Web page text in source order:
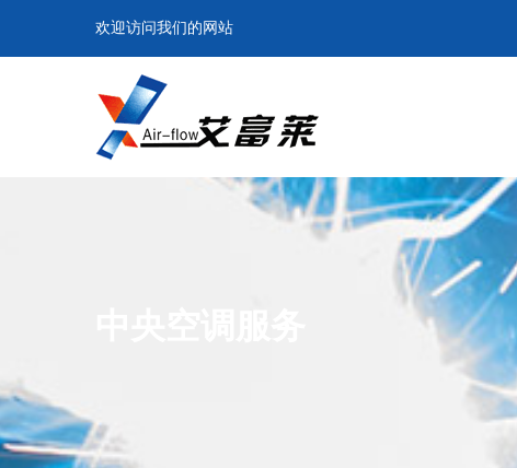
欢迎访问我们的网站